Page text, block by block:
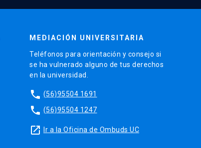
MEDIACIÓN UNIVERSITARIA
Teléfonos para orientación y consejo si
se ha vulnerado alguno de tus derechos
en la universidad.
phone (56)95504 1691
phone (56)95504 1247
launch Ir a la Oficina de Ombuds UC